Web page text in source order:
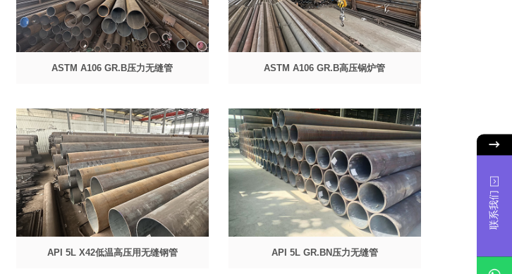
ASTM A106 GR.B压力无缝管 ASTM A106 GR.B高压锅炉管
API 5L X42低温高压用无缝钢管 API 5L GR.BN压力无缝管
联系我们